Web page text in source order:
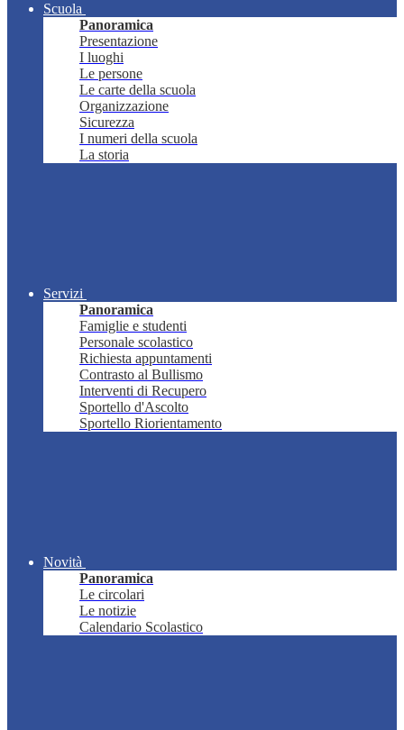
Scuola
Panoramica
Presentazione
I luoghi
Le persone
Le carte della scuola
Organizzazione
Sicurezza
I numeri della scuola
La storia
Servizi
Panoramica
Famiglie e studenti
Personale scolastico
Richiesta appuntamenti
Contrasto al Bullismo
Interventi di Recupero
Sportello d'Ascolto
Sportello Riorientamento
Novità
Panoramica
Le circolari
Le notizie
Calendario Scolastico